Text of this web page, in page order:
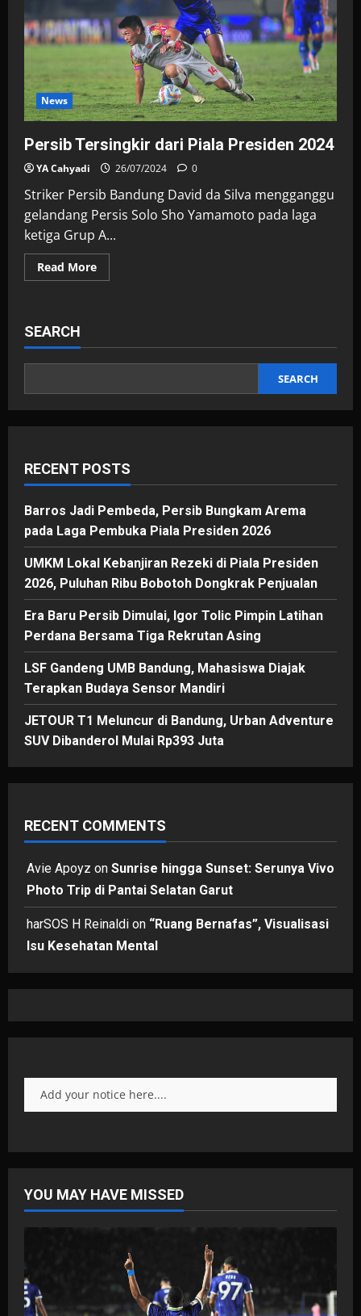
News
Persib Tersingkir dari Piala Presiden 2024
YA Cahyadi 26/07/2024 0
Striker Persib Bandung David da Silva mengganggu
gelandang Persis Solo Sho Yamamoto pada laga
ketiga Grup A...
Read MoreRead
more
Presiden
SEARCH
SEARCH
RECENT POSTS
Barros Jadi Pembeda, Persib Bungkam Arema
pada Laga Pembuka Piala Presiden 2026
UMKM Lokal Kebanjiran Rezeki di Piala Presiden
2026, Puluhan Ribu Bobotoh Dongkrak Penjualan
Era Baru Persib Dimulai, Igor Tolic Pimpin Latihan
Perdana Bersama Tiga Rekrutan Asing
LSF Gandeng UMB Bandung, Mahasiswa Diajak
Terapkan Budaya Sensor Mandiri
JETOUR T1 Meluncur di Bandung, Urban Adventure
SUV Dibanderol Mulai Rp393 Juta
RECENT COMMENTS
Avie Apoyz on Sunrise hingga Sunset: Serunya Vivo
Photo Trip di Pantai Selatan Garut
harSOS H Reinaldi on “Ruang Bernafas”, Visualisasi
Isu Kesehatan Mental
Add your notice here....
YOU MAY HAVE MISSED